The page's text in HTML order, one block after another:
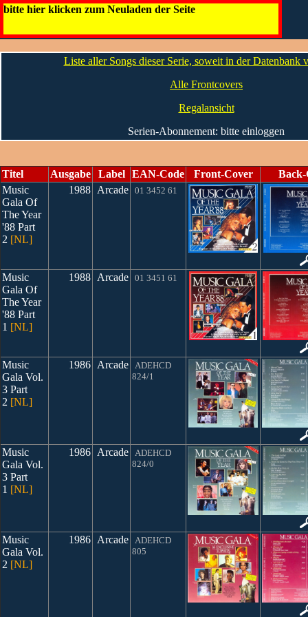
bitte hier klicken zum Neuladen der Seite
Music Gala [NL]
Liste aller Songs dieser Serie, soweit in der Datenbank
Alle Frontcovers
Regalansicht
Serien-Abonnement: bitte einloggen
Titel Ausgabe Label EAN-Code Front-Cover
Music
Gala Of
The Year
'88 Part
2 [NL]
1988 Arcade 01 3452 61
Music
Gala Of
The Year
'88 Part
1 [NL]
1988 Arcade 01 3451 61
Music
Gala Vol.
3 Part
2 [NL]
1986 Arcade ADEHCD
824/1
Music
Gala Vol.
3 Part
1 [NL]
1986 Arcade ADEHCD
824/0
Music
Gala Vol.
2 [NL]
1986 Arcade ADEHCD
805